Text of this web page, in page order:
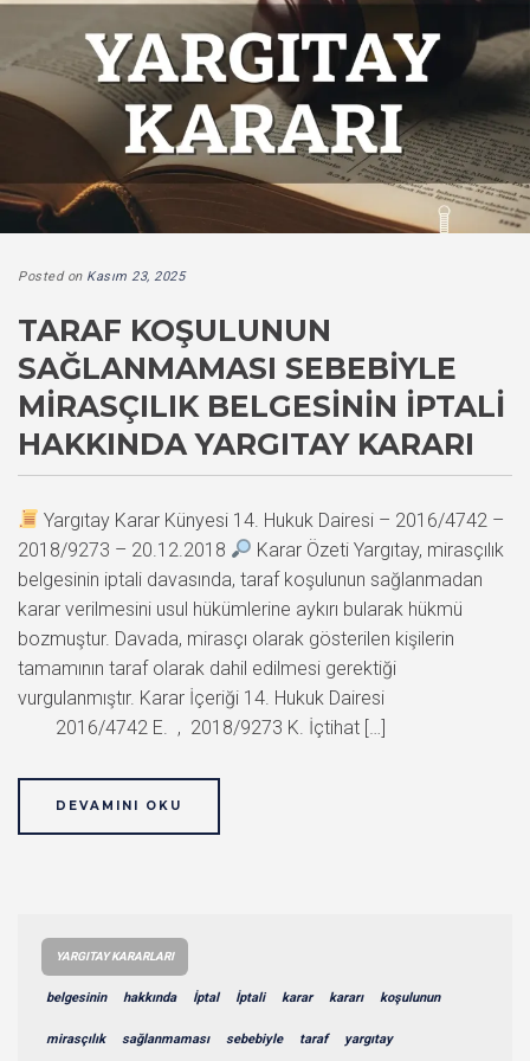
Posted on Kasım 23, 2025
TARAF KOŞULUNUN
SAĞLANMAMASI SEBEBIYLE
MIRASÇILIK BELGESININ İPTALI
HAKKINDA YARGITAY KARARI
Yargıtay Karar Künyesi 14. Hukuk Dairesi – 2016/4742 –
2018/9273 – 20.12.2018
Karar Özeti Yargıtay, mirasçılık
belgesinin iptali davasında, taraf koşulunun sağlanmadan
karar verilmesini usul hükümlerine aykırı bularak hükmü
bozmuştur. Davada, mirasçı olarak gösterilen kişilerin
tamamının taraf olarak dahil edilmesi gerektiği
vurgulanmıştır. Karar İçeriği 14. Hukuk Dairesi
2016/4742 E. , 2018/9273 K. İçtihat […]
DEVAMINI OKU
YARGITAY KARARLARI
belgesinin hakkında İptal İptali karar kararı koşulunun
mirasçılık sağlanmaması sebebiyle taraf yargıtay